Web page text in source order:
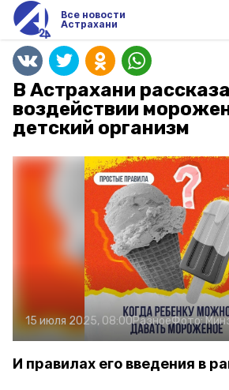
Все новости
Астрахани
В Астрахани
воздействии
детский организм
15 июля 2025, 08:00РазноеФото:
И правилах его введения в